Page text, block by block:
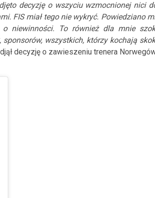
decyzję o wszyciu wzmocnionej nici
FIS miał tego nie wykryć. Powiedziano
o niewinności. To również dla mnie
wszystkich, którzy kochają
decyzję o zawieszeniu trenera